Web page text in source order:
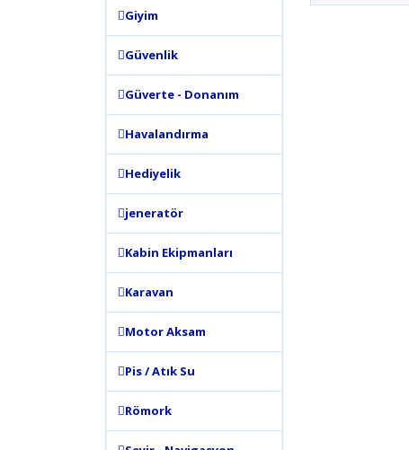
Giyim
Güvenlik
Güverte - Donanım
Havalandırma
Hediyelik
jeneratör
Kabin Ekipmanları
Karavan
Motor Aksam
Pis / Atık Su
Römork